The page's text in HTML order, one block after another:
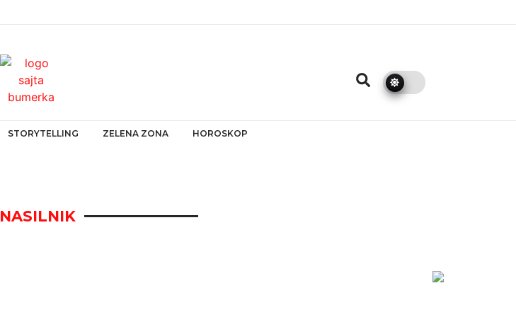
STORYTELLING ZELENA ZONA HOROSKOP
NASILNIK